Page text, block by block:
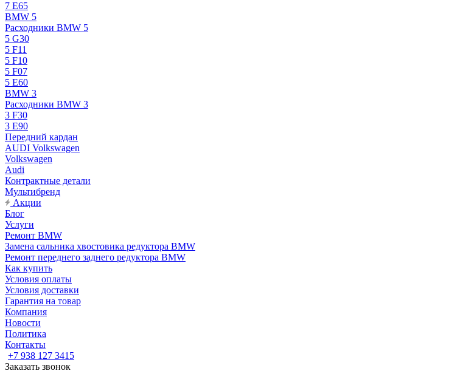
7 E65
BMW 5
Расходники BMW 5
5 G30
5 F11
5 F10
5 F07
5 E60
BMW 3
Расходники BMW 3
3 F30
3 E90
Передний кардан
AUDI Volkswagen
Volkswagen
Audi
Контрактные детали
Мультибренд
Акции
Блог
Услуги
Ремонт BMW
Замена сальника хвостовика редуктора BMW
Ремонт переднего заднего редуктора BMW
Как купить
Условия оплаты
Условия доставки
Гарантия на товар
Компания
Новости
Политика
Контакты
+7 938 127 3415
Заказать звонок